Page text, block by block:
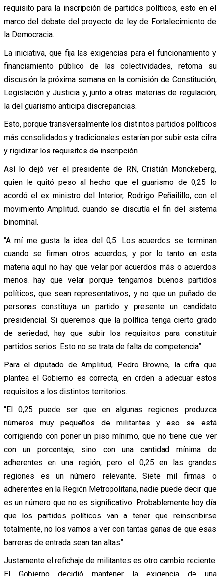
requisito para la inscripción de partidos políticos, esto en el
marco del debate del proyecto de ley de Fortalecimiento de
la Democracia.
La iniciativa, que fija las exigencias para el funcionamiento y
financiamiento público de las colectividades, retoma su
discusión la próxima semana en la comisión de Constitución,
Legislación y Justicia y, junto a otras materias de regulación,
la del guarismo anticipa discrepancias.
Esto, porque transversalmente los distintos partidos políticos
más consolidados y tradicionales estarían por subir esta cifra
y rigidizar los requisitos de inscripción.
Así lo dejó ver el presidente de RN, Cristián Monckeberg,
quien le quitó peso al hecho que el guarismo de 0,25 lo
acordó el ex ministro del Interior, Rodrigo Peñailillo, con el
movimiento Amplitud, cuando se discutía el fin del sistema
binominal.
“A mí me gusta la idea del 0,5. Los acuerdos se terminan
cuando se firman otros acuerdos, y por lo tanto en esta
materia aquí no hay que velar por acuerdos más o acuerdos
menos, hay que velar porque tengamos buenos partidos
políticos, que sean representativos, y no que un puñado de
personas constituya un partido y presente un candidato
presidencial. Si queremos que la política tenga cierto grado
de seriedad, hay que subir los requisitos para constituir
partidos serios. Esto no se trata de falta de competencia”.
Para el diputado de Amplitud, Pedro Browne, la cifra que
plantea el Gobierno es correcta, en orden a adecuar estos
requisitos a los distintos territorios.
“El 0,25 puede ser que en algunas regiones produzca
números muy pequeños de militantes y eso se está
corrigiendo con poner un piso mínimo, que no tiene que ver
con un porcentaje, sino con una cantidad mínima de
adherentes en una región, pero el 0,25 en las grandes
regiones es un número relevante. Siete mil firmas o
adherentes en la Región Metropolitana, nadie puede decir que
es un número que no es significativo. Probablemente hoy día
que los partidos políticos van a tener que reinscribirse
totalmente, no los vamos a ver con tantas ganas de que esas
barreras de entrada sean tan altas”.
Justamente el refichaje de militantes es otro cambio reciente.
El Gobierno decidió mantener la exigencia de una